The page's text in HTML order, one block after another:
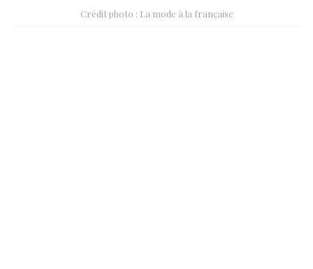
Crédit photo : La mode à la française